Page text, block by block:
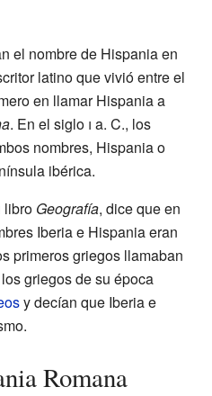
el nombre de Hispania en
latino que vivió entre el
en llamar Hispania a
. En el siglo i a. C., los
nombres, Hispania o
ibérica.
libro Geografía, dice que en
Iberia e Hispania eran
primeros griegos llamaban
griegos de su época
y decían que Iberia e
Romana